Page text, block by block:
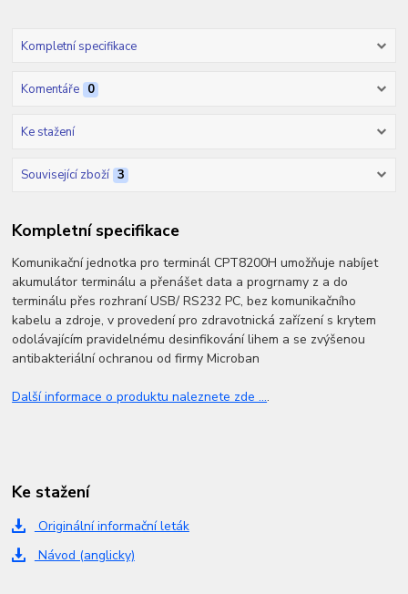
Kompletní specifikace
Komentáře 0
Ke stažení
Související zboží 3
Kompletní specifikace
Komunikační jednotka pro terminál CPT8200H umožňuje nabíjet
akumulátor terminálu a přenášet data a progrnamy z a do
terminálu přes rozhraní USB/ RS232 PC, bez komunikačního
kabelu a zdroje, v provedení pro zdravotnická zařízení s krytem
odolávajícím pravidelnému desinfikování lihem a se zvýšenou
antibakteriální ochranou od firmy Microban
Další informace o produktu naleznete zde ....
Ke stažení
Originální informační leták
Návod (anglicky)